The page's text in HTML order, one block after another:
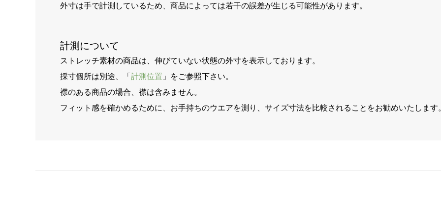
外寸は手で計測しているため、商品によっては若干の誤差が生じる可能性があります。
計測について
ストレッチ素材の商品は、伸びていない状態の外寸を表示しております。
採寸個所は別途、「 計測位置 」をご参照下さい。
襟のある商品の場合、襟は含みません。
フィット感を確かめるために、お手持ちのウエアを測り、サイズ寸法を比較されることをお勧めいたします